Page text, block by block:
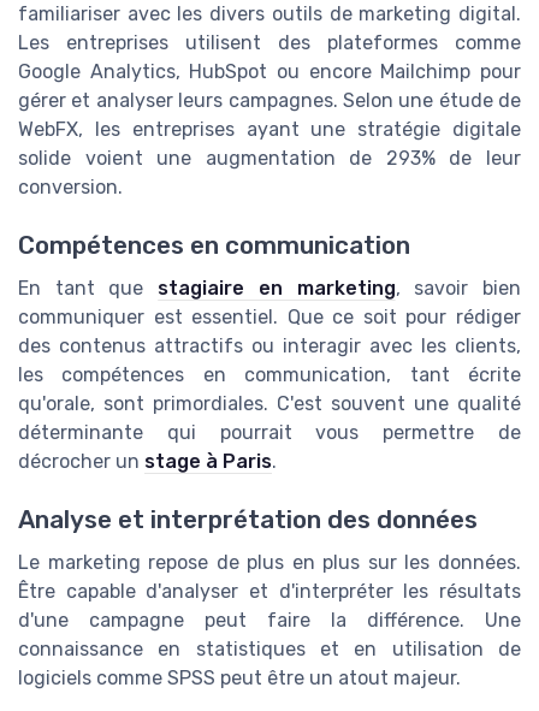
familiariser avec les divers outils de marketing digital.
Les entreprises utilisent des plateformes comme
Google Analytics, HubSpot ou encore Mailchimp pour
gérer et analyser leurs campagnes. Selon une étude de
WebFX, les entreprises ayant une stratégie digitale
solide voient une augmentation de 293% de leur
conversion.
Compétences en communication
En tant que stagiaire en marketing, savoir bien
communiquer est essentiel. Que ce soit pour rédiger
des contenus attractifs ou interagir avec les clients,
les compétences en communication, tant écrite
qu'orale, sont primordiales. C'est souvent une qualité
déterminante qui pourrait vous permettre de
décrocher un stage à Paris.
Analyse et interprétation des données
Le marketing repose de plus en plus sur les données.
Être capable d'analyser et d'interpréter les résultats
d'une campagne peut faire la différence. Une
connaissance en statistiques et en utilisation de
logiciels comme SPSS peut être un atout majeur.